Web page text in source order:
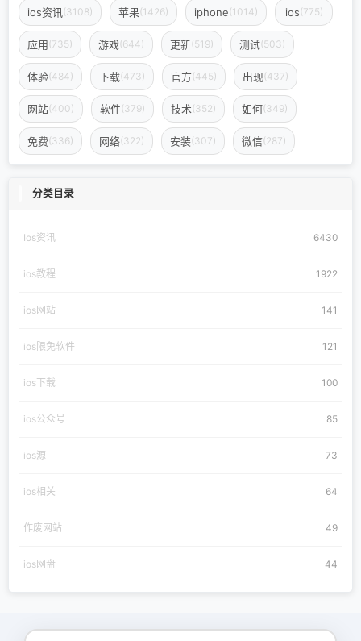
ios资讯 (3108) 苹果(1426) iphone(1014) ios(775)
应用(735) 游戏(644) 更新(519) 测试(503)
体验(484) 下载(473) 官方(445) 出现(437)
网站(400) 软件(379) 技术(352) 如何(349)
免费(336) 网络(322) 安装(307) 微信(287)
分类目录
Ios资讯 6430
ios教程 1922
ios网站 141
ios限免软件 121
ios下载 100
ios公众号 85
ios源 73
ios相关 64
作废网站 49
ios网盘 44